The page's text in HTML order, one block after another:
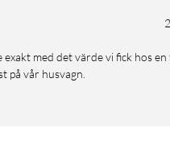
på vår husvagn.